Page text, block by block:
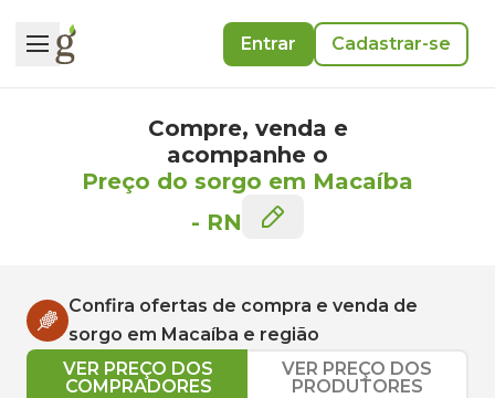
Entrar Cadastrar-se
Compre, venda e
acompanhe o
Preço do sorgo em Macaíba
- RN
Confira ofertas de compra e venda de
sorgo em Macaíba e região
VER PREÇO DOS
COMPRADORES
VER PREÇO DOS
PRODUTORES